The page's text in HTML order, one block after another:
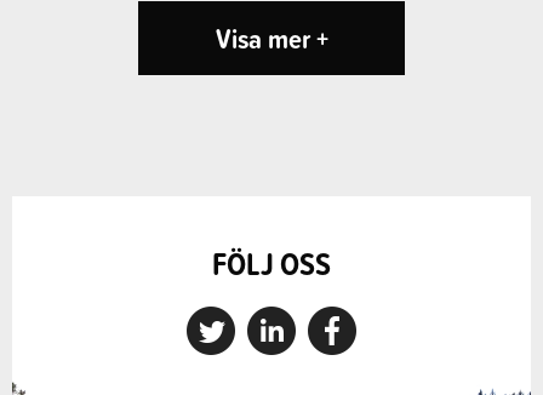
Visa mer +
FÖLJ OSS